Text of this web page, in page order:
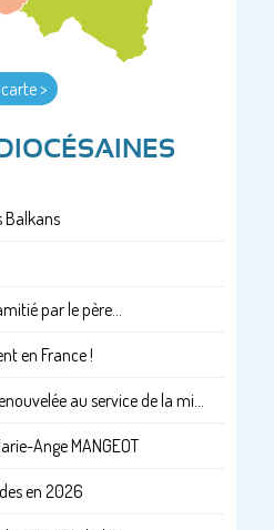
>
Balkans
par le père...
en France !
au service de la mi...
Ange MANGEOT
en 2026